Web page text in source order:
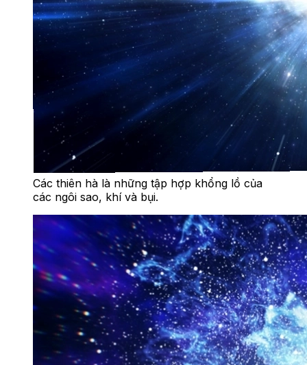
Các thiên hà là những tập hợp khổng lồ của
các ngôi sao, khí và bụi.